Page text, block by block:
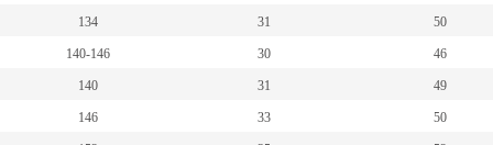
134 31 50
140-146 30 46
140 31 49
146 33 50